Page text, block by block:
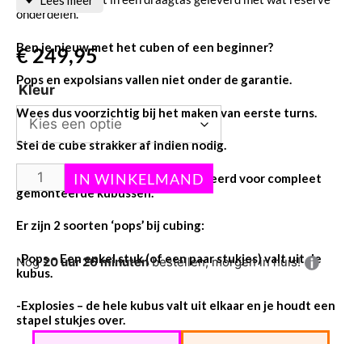
onderdelen.
Ben je nieuw met het cuben of een beginner?
Pops en expolsians vallen niet onder de garantie.
Wees dus voorzichtig bij het maken van eerste turns.
Stel de cube strakker af indien nodig.
Retouren worden alleen geaccepteerd voor compleet
gemonteerde kubussen.
Er zijn 2 soorten ‘pops’ bij cubing:
-Pops – Een enkel stuk (of een paar stukjes) valt uit de
kubus.
-Explosies – de hele kubus valt uit elkaar en je houdt een
stapel stukjes over.
€249,95
Kleur
Nog20 uur 26 minutenbestellen, morgen in huis!